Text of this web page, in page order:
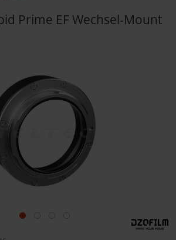
Prime EF Wechsel-Mount